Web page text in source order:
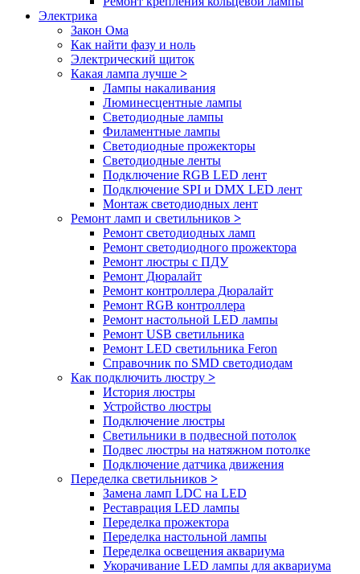
Электрика
Закон Ома
Как найти фазу и ноль
Электрический щиток
Какая лампа лучше >
Лампы накаливания
Люминесцентные лампы
Светодиодные лампы
Филаментные лампы
Светодиодные прожекторы
Светодиодные ленты
Подключение RGB LED лент
Подключение SPI и DMX LED лент
Монтаж светодиодных лент
Ремонт ламп и светильников >
Ремонт светодиодных ламп
Ремонт светодиодного прожектора
Ремонт люстры с ПДУ
Ремонт Дюралайт
Ремонт контроллера Дюралайт
Ремонт RGB контроллера
Ремонт настольной LED лампы
Ремонт USB светильника
Ремонт LED светильника Feron
Справочник по SMD светодиодам
Как подключить люстру >
История люстры
Устройство люстры
Подключение люстры
Светильники в подвесной потолок
Подвес люстры на натяжном потолке
Подключение датчика движения
Переделка светильников >
Замена ламп LDC на LED
Реставрация LED лампы
Переделка прожектора
Переделка настольной лампы
Переделка освещения аквариума
Укорачивание LED лампы для аквариума